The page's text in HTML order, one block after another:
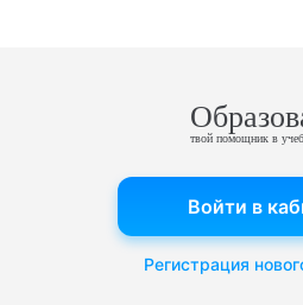
твой помощник в
Войти в
Регистрация